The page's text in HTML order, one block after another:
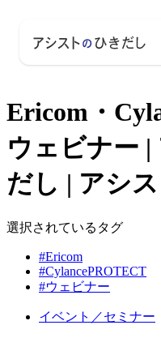
Ericom・
ウェビナー |
だし | アシス
選択されているタグ
#Ericom
#CylancePROTECT
#ウェビナー
イベント／セミナー